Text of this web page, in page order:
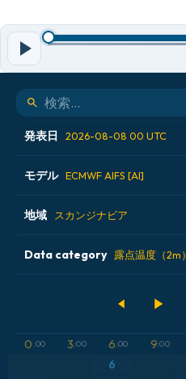
発表日 2026-08-08 00 UTC
2026-08-06 12 UTC
2026-08-07 00 UTC
2026-08-07 12 UTC
モデル ECMWF AIFS [AI]
ALADIN CZ 2.3 km
ECMWF AIFS [AI]
地域 スカンジナビア
アイスランド
Data category 露点温度（2m）
0 :00 3:00 6:00 9:00
6